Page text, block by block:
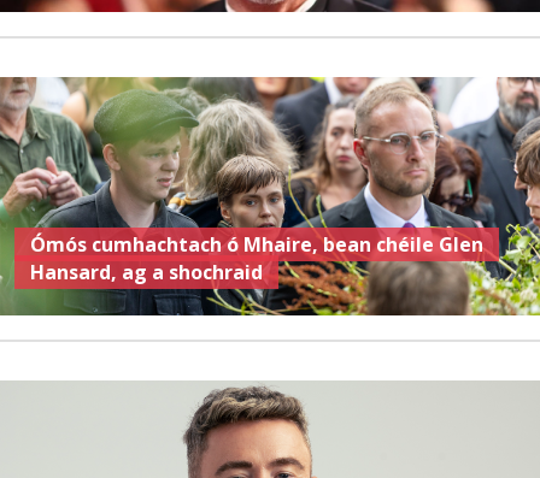
Ómós cumhachtach ó Mhaire, bean chéile Glen
Hansard, ag a shochraid